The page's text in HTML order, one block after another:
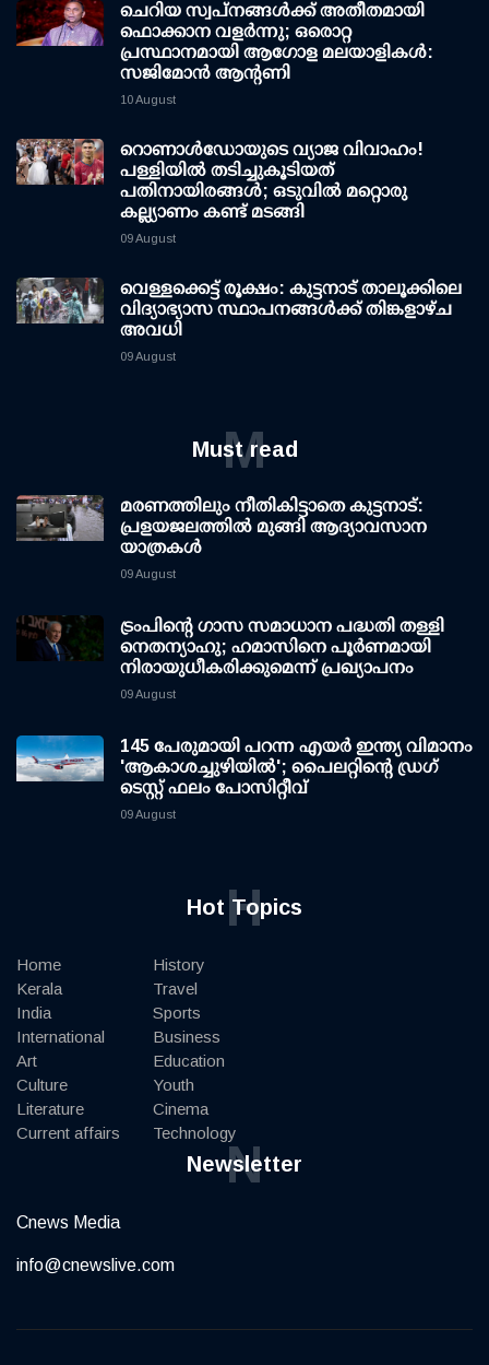
ചെറിയ സ്വപ്നങ്ങൾക്ക് അതീതമായി
ഫൊക്കാന വളർന്നു; ഒരൊറ്റ
പ്രസ്ഥാനമായി ആഗോള മലയാളികൾ:
സജിമോൻ ആന്റണി
10 August
റൊണാള്‍ഡോയുടെ വ്യാജ വിവാഹം!
പള്ളിയില്‍ തടിച്ചുകൂടിയത്
പതിനായിരങ്ങള്‍; ഒടുവില്‍ മറ്റൊരു
കല്ല്യാണം കണ്ട് മടങ്ങി
09 August
വെള്ളക്കെട്ട് രൂക്ഷം: കുട്ടനാട് താലൂക്കിലെ
വിദ്യാഭ്യാസ സ്ഥാപനങ്ങള്‍ക്ക് തിങ്കളാഴ്ച
അവധി
09 August
Must read
M
മരണത്തിലും നീതികിട്ടാതെ കുട്ടനാട്:
പ്രളയജലത്തില്‍ മുങ്ങി ആദ്യാവസാന
യാത്രകള്‍
09 August
ട്രംപിന്റെ ഗാസ സമാധാന പദ്ധതി തള്ളി
നെതന്യാഹു; ഹമാസിനെ പൂര്‍ണമായി
നിരായുധീകരിക്കുമെന്ന് പ്രഖ്യാപനം
09 August
145 പേരുമായി പറന്ന എയര്‍ ഇന്ത്യ വിമാനം
'ആകാശച്ചുഴിയില്‍'; പൈലറ്റിന്റെ ഡ്രഗ്
ടെസ്റ്റ് ഫലം പോസിറ്റീവ്
09 August
Hot Topics
H
Home
Kerala
India
International
Art
Culture
Literature
Current affairs
History
Travel
Sports
Business
Education
Youth
Cinema
Technology
Newsletter
N
Cnews Media
info@cnewslive.com